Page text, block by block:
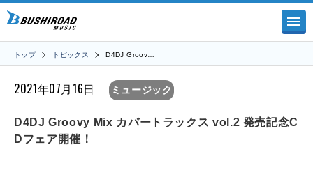
トップ トピックス D4DJ Groov…
2021年07月16日 ミュージック
D4DJ Groovy Mix カバートラックス vol.2 発売記念C
Dフェア開催！